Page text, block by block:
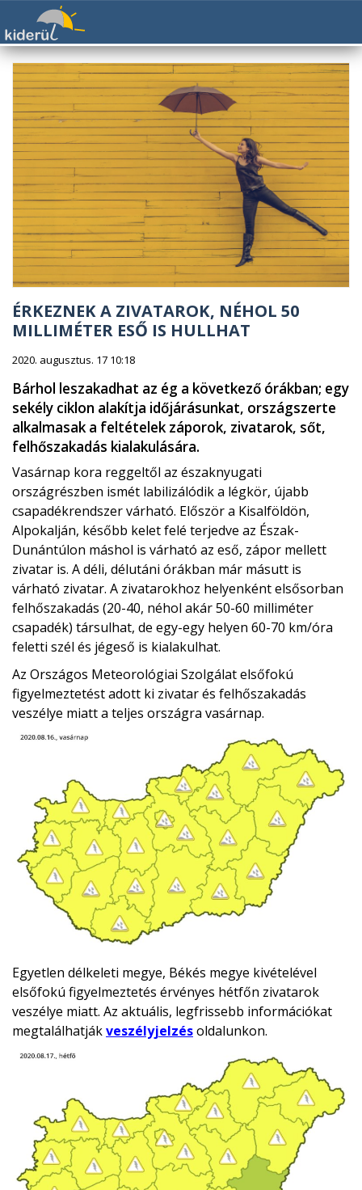
ÉRKEZNEK A ZIVATAROK, NÉHOL 50
MILLIMÉTER ESŐ IS HULLHAT
2020. augusztus. 17 10:18
Bárhol leszakadhat az ég a következő órákban; egy
sekély ciklon alakítja időjárásunkat, országszerte
alkalmasak a feltételek záporok, zivatarok, sőt,
felhőszakadás kialakulására.
Vasárnap kora reggeltől az északnyugati
országrészben ismét labilizálódik a légkör, újabb
csapadékrendszer várható. Először a Kisalföldön,
Alpokalján, később kelet felé terjedve az Észak-
Dunántúlon máshol is várható az eső, zápor mellett
zivatar is. A déli, délutáni órákban már másutt is
várható zivatar. A zivatarokhoz helyenként elsősorban
felhőszakadás (20-40, néhol akár 50-60 milliméter
csapadék) társulhat, de egy-egy helyen 60-70 km/óra
feletti szél és jégeső is kialakulhat.
Az Országos Meteorológiai Szolgálat elsőfokú
figyelmeztetést adott ki zivatar és felhőszakadás
veszélye miatt a teljes országra vasárnap.
Egyetlen délkeleti megye, Békés megye kivételével
elsőfokú figyelmeztetés érvényes hétfőn zivatarok
veszélye miatt. Az aktuális, legfrissebb információkat
megtalálhatjákveszélyjelzésoldalunkon.